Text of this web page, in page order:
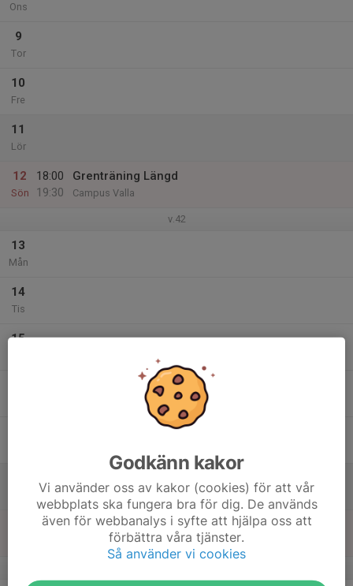
Ons
9
Tor
10
Fre
11
Lör
12
Sön
18:00
19:30
Grenträning Längd
Campus Valla
v.42
13
Mån
14
Tis
15
Godkänn kakor
Vi använder oss av kakor (cookies) för att vår
webbplats ska fungera bra för dig. De används
även för webbanalys i syfte att hjälpa oss att
förbättra våra tjänster.
Så använder vi cookies